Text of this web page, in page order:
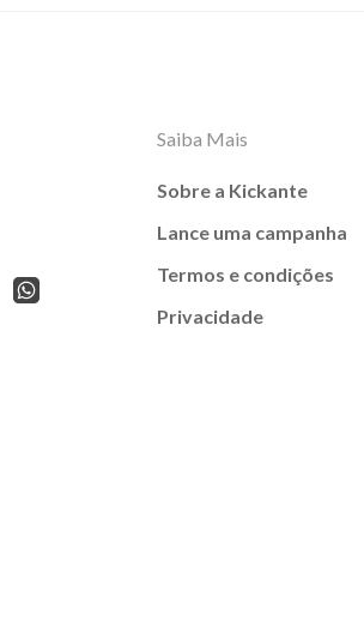
Saiba Mais
Sobre a Kickante
Lance uma campanha
Termos e condições
Privacidade